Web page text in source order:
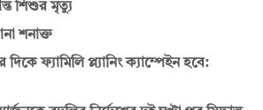
শিশুর মৃত্যু
শনাক্ত
দিকে ফ্যামিলি প্ল্যানিং ক্যাম্পেইন হবে: